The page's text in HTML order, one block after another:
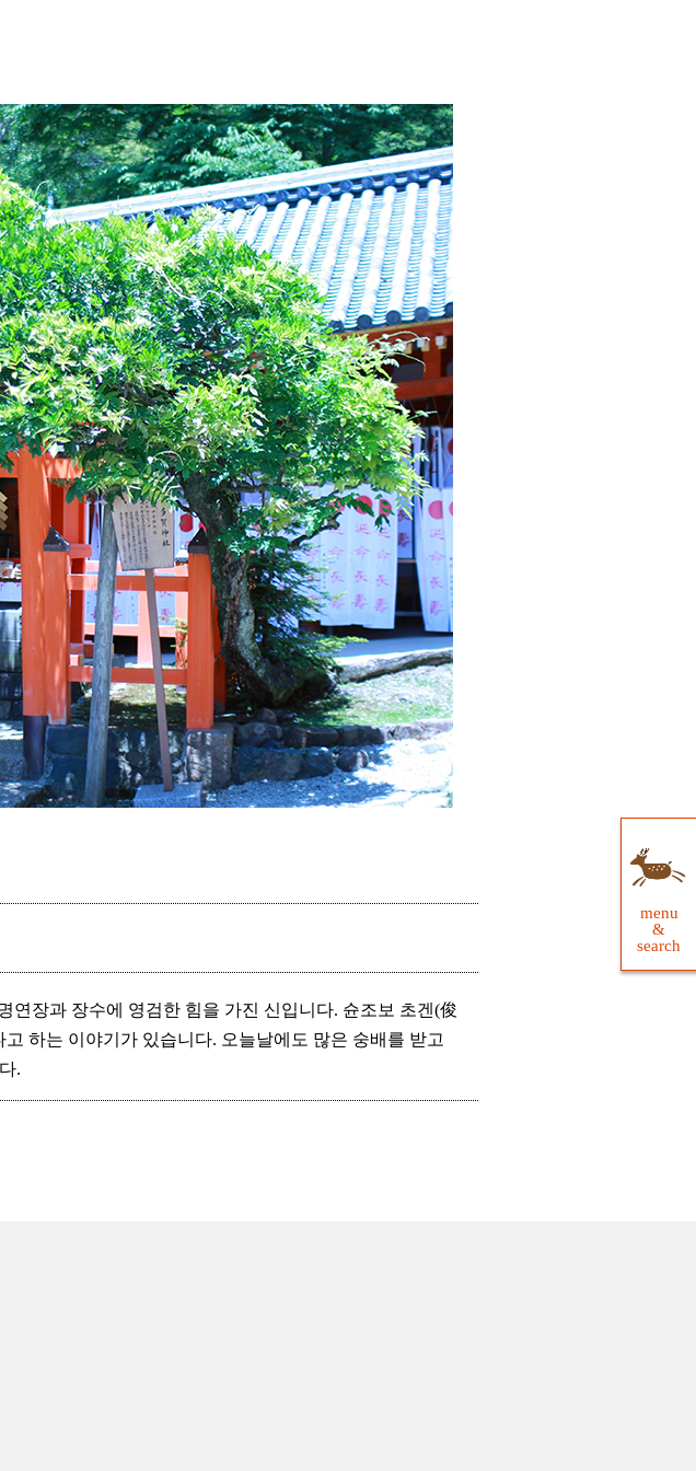
menu
&
search
연장과 장수에 영검한 힘을 가진 신입니다. 슌조보 초겐(俊
하는 이야기가 있습니다. 오늘날에도 많은 숭배를 받고
.